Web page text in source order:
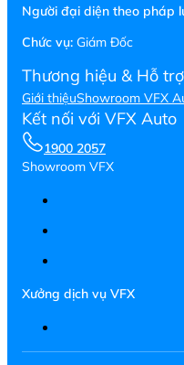
Người đại diện theo pháp
Chức vụ: Giám Đốc
Thương hiệu & Hỗ trợ
Giới thiệuShowroom VFX
Kết nối với VFX Auto
1900 2057
Showroom VFX
Xưởng dịch vụ VFX